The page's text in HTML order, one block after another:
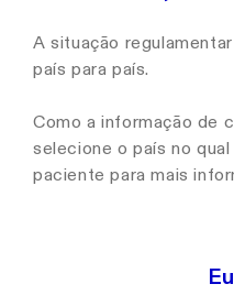
A situação
país para país.
Como a informação de
selecione o país no
paciente para mais